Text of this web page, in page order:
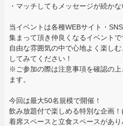
・マッチしてもメッセージが続か
当イベントは各種WEBサイト・
集まって頂き仲良くなるイベント
自由な雰囲気の中で心地よく楽し
してみてください！
※ご参加の際は注意事項を確認の
ます。
今回は最大50名規模で開催！
飲み放題付で楽しめる特別な企画
着席スペースと立食スペースがあ